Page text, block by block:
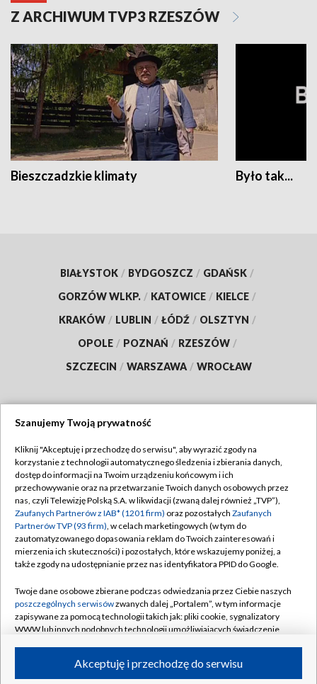
Z ARCHIWUM TVP3 RZESZÓW
Bieszczadzkie klimaty Było tak...
BIAŁYSTOK / BYDGOSZCZ / GDAŃSK /
GORZÓW WLKP. / KATOWICE / KIELCE /
KRAKÓW / LUBLIN / ŁÓDŹ / OLSZTYN /
OPOLE / POZNAŃ / RZESZÓW /
SZCZECIN / WARSZAWA / WROCŁAW
TVP
Abonament TVP
Emisja w TVP
Centrum informacji TVP
Naziemna Telewizja Cyfrowa
Rada Programowa
System NOS
Informacje o nadawcy
Program dla prasy
Regulamin TVP
Polityka prywatności
Moje zgody
Pomoc
Kontakt
Kanały
Szanujemy Twoją prywatność
Kliknij "Akceptuję i przechodzę do serwisu", aby wyrazić zgody na
korzystanie z technologii automatycznego śledzenia i zbierania danych,
dostęp do informacji na Twoim urządzeniu końcowym i ich
przechowywanie oraz na przetwarzanie Twoich danych osobowych przez
nas, czyli Telewizję Polską S.A. w likwidacji (zwaną dalej również „TVP”),
Zaufanych Partnerów z IAB* (1201 firm) oraz pozostałych Zaufanych
Partnerów TVP (93 firm), w celach marketingowych (w tym do
zautomatyzowanego dopasowania reklam do Twoich zainteresowań i
mierzenia ich skuteczności) i pozostałych, które wskazujemy poniżej, a
także zgody na udostępnianie przez nas identyfikatora PPID do Google.
Twoje dane osobowe zbierane podczas odwiedzania przez Ciebie naszych
poszczególnych serwisówzwanych dalej „Portalem”, w tym informacje
zapisywane za pomocą technologii takich jak: pliki cookie, sygnalizatory
WWW lub innych podobnych technologii umożliwiających świadczenie
ruchu w Internecie.Akceptuję i przechodzę do serwisu